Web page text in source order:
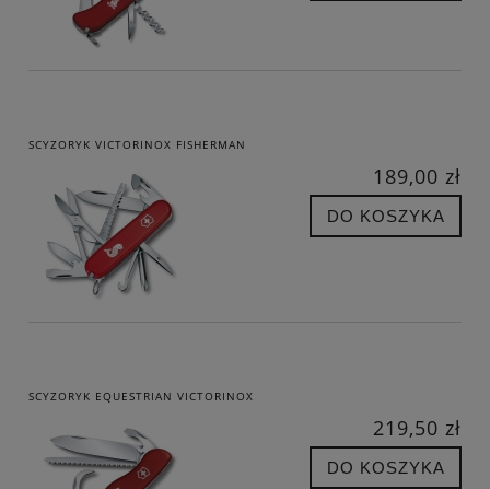
SCYZORYK VICTORINOX FISHERMAN
189,00 zł
DO KOSZYKA
SCYZORYK EQUESTRIAN VICTORINOX
219,50 zł
DO KOSZYKA